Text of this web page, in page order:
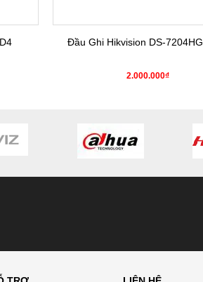
Đầu Ghi Hikvision DS-
2.000.000₫